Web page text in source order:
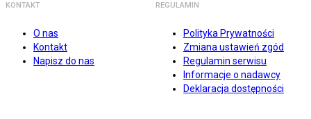
KONTAKT
O nas
Kontakt
Napisz do nas
REGULAMIN
Polityka Prywatności
Zmiana ustawień zgód
Regulamin serwisu
Informacje o nadawcy
Deklaracja dostępności